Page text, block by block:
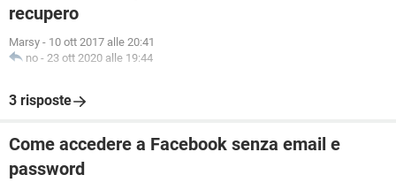
recupero
Marsy - 10 ott 2017 alle 20:41
no - 23 ott 2020 alle 19:44
3 risposte
Come accedere a Facebook senza email e
password